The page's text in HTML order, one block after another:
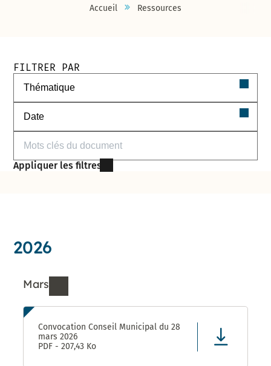
Accueil Ressources
Filtres de recherche des documents
FILTRER PAR
Filtrer par thématique
Filtrer par date
Filtrer par mots-clés
Appliquer les filtres
2026
Mars
Ressources de Mars 2026
Convocation Conseil Municipal du 28
mars 2026
PDF - 207,43 Ko